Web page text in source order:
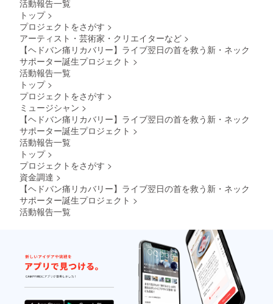
活動報告一覧
トップ >
プロジェクトをさがす >
アーティスト・芸術家・クリエイターなど >
【ヘドバン痛リカバリー】ライブ翌日の首を救う新・ネック
サポーター誕生プロジェクト >
活動報告一覧
トップ >
プロジェクトをさがす >
ミュージシャン >
【ヘドバン痛リカバリー】ライブ翌日の首を救う新・ネック
サポーター誕生プロジェクト >
活動報告一覧
トップ >
プロジェクトをさがす >
資金調達 >
【ヘドバン痛リカバリー】ライブ翌日の首を救う新・ネック
サポーター誕生プロジェクト >
活動報告一覧